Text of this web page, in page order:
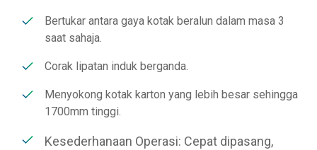
Bertukar antara gaya kotak beralun dalam masa 3
saat sahaja.
Corak lipatan induk berganda.
Menyokong kotak karton yang lebih besar sehingga
1700mm tinggi.
Kesederhanaan Operasi: Cepat dipasang,